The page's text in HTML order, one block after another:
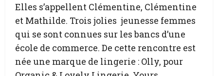
Elles s’appellent Clémentine, Clémentine
et Mathilde. Trois jolies jeunesse femmes
qui se sont connues sur les bancs d’une
école de commerce. De cette rencontre est
née une marque de lingerie : Olly, pour